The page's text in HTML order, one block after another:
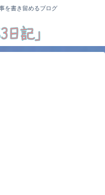
を書き留めるブログ